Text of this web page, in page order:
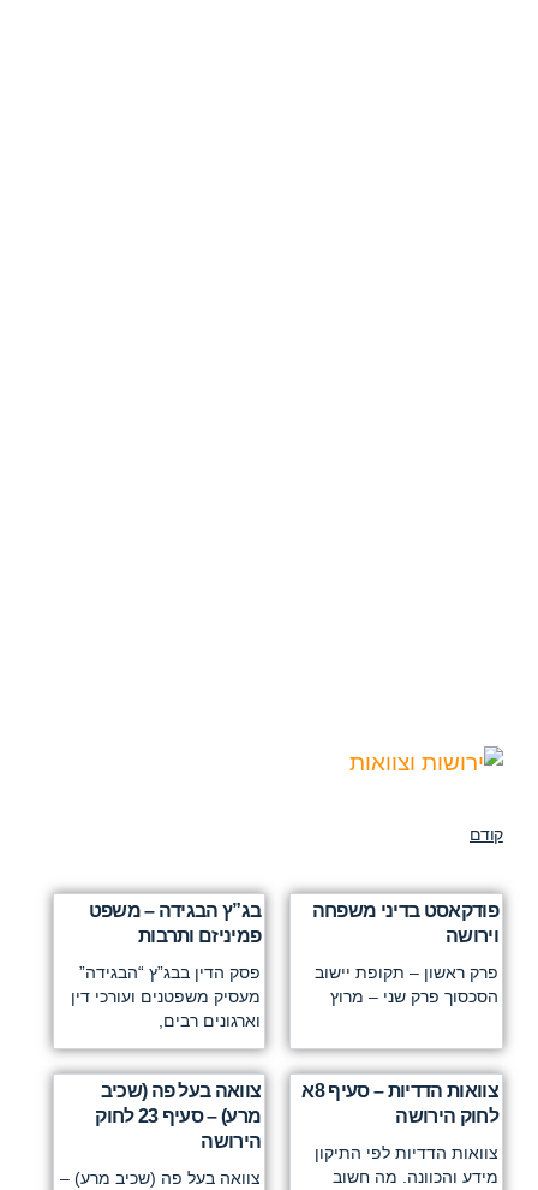
קודם
פודקאסט בדיני משפחה
וירושה
פרק ראשון – תקופת יישוב
הסכסוך פרק שני – מרוץ
בג”ץ הבגידה – משפט
פמיניזם ותרבות
פסק הדין בבג”ץ “הבגידה”
מעסיק משפטנים ועורכי דין
וארגונים רבים,
צוואות הדדיות – סעיף 8א
לחוק הירושה
צוואות הדדיות לפי התיקון
מידע והכוונה. מה חשוב
צוואה בעל פה (שכיב
מרע) – סעיף 23 לחוק
הירושה
צוואה בעל פה (שכיב מרע) –